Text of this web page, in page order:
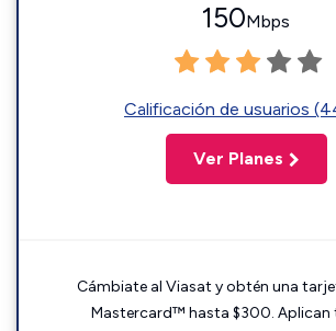
150Mbps
Calificación de usuarios
Ver Planes
Cámbiate al Viasat y obtén una
Mastercard™ hasta $300. Aplican